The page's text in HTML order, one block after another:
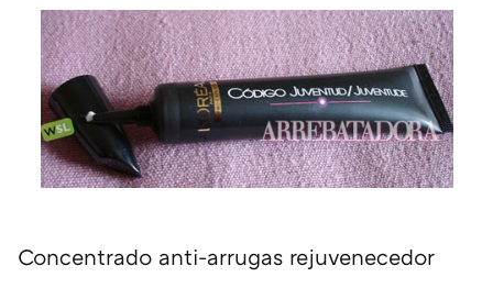
Concentrado anti-arrugas rejuvenecedor